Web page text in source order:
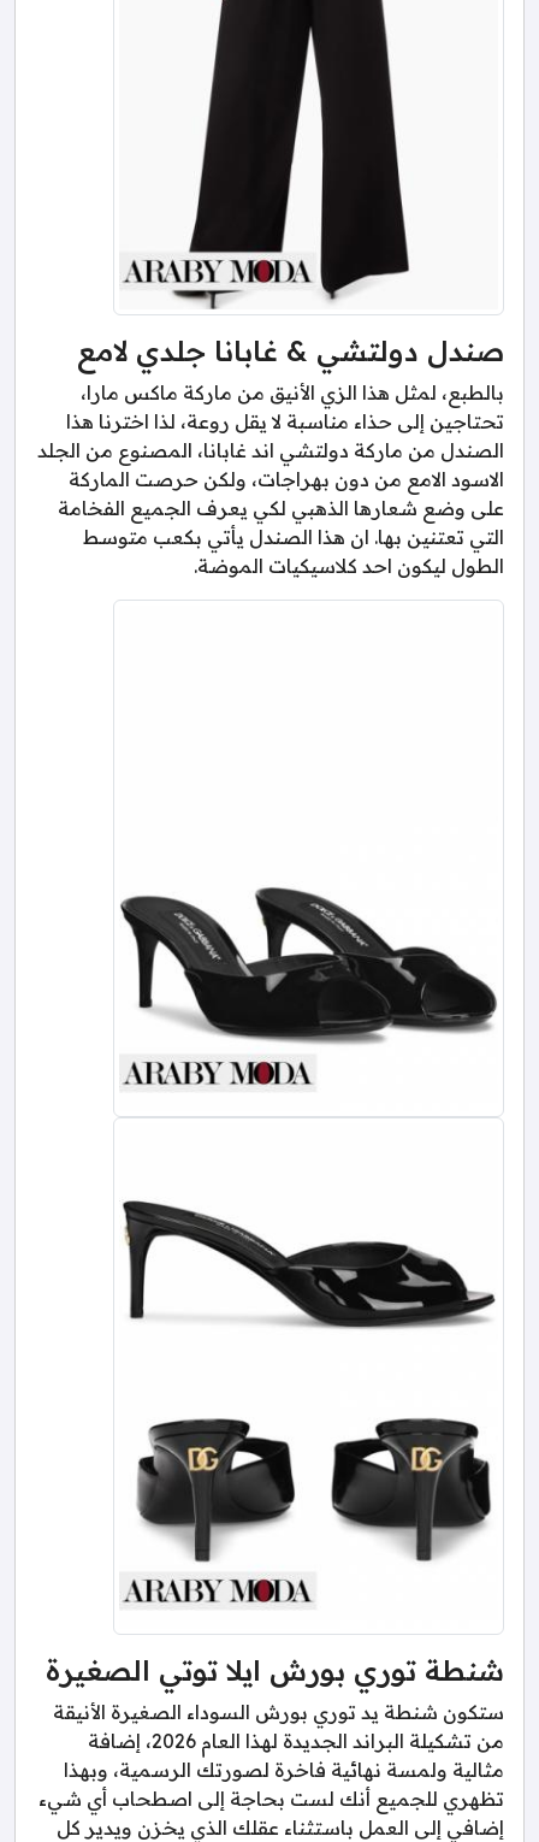
صندل دولتشي & غابانا جلدي لامع
بالطبع، لمثل هذا الزي الأنيق من ماركة ماكس مارا،
تحتاجين إلى حذاء مناسبة لا يقل روعة، لذا اخترنا هذا
الصندل من ماركة دولتشي اند غابانا، المصنوع من الجلد
الاسود الامع من دون بهراجات، ولكن حرصت الماركة
على وضع شعارها الذهبي لكي يعرف الجميع الفخامة
التي تعتنين بها. ان هذا الصندل يأتي بكعب متوسط
الطول ليكون احد كلاسيكيات الموضة.
شنطة توري بورش ايلا توتي الصغيرة
ستكون شنطة يد توري بورش السوداء الصغيرة الأنيقة
من تشكيلة البراند الجديدة لهذا العام 2026، إضافة
مثالية ولمسة نهائية فاخرة لصورتك الرسمية، وبهذا
تظهري للجميع أنك لست بحاجة إلى اصطحاب أي شيء
إضافي إلى العمل باستثناء عقلك الذي يخزن ويدير كل